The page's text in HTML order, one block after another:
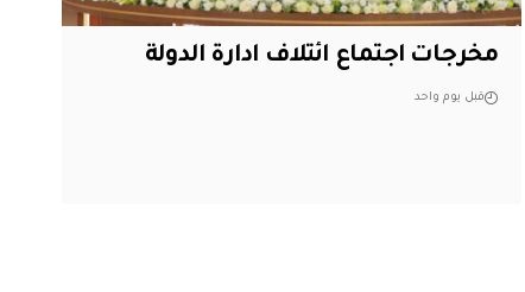
مخرجات اجتماع ائتلاف ادارة الدولة
قبل يوم واحد